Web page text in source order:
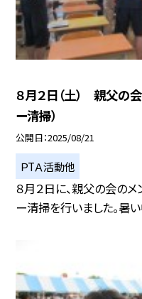
８月２日（土） 親父の
ー清掃）
公開日 2025/08/21
ＰTＡ活動他
８月２日に、親父の会の
ー清掃を行いました。暑